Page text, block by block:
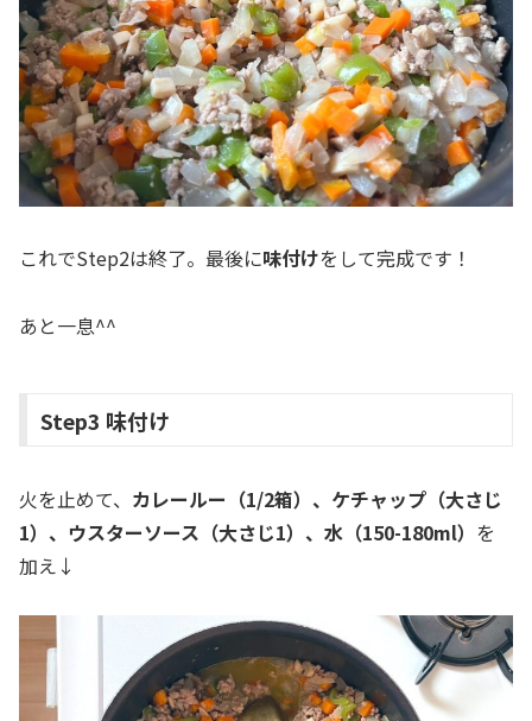
これでStep2は終了。最後に味付けをして完成です！
あと一息^^
Step3 味付け
火を止めて、 カレールー（1/2箱）、ケチャップ（大さじ
1）、ウスターソース（大さじ1）、水（150-180ml） を
加え↓